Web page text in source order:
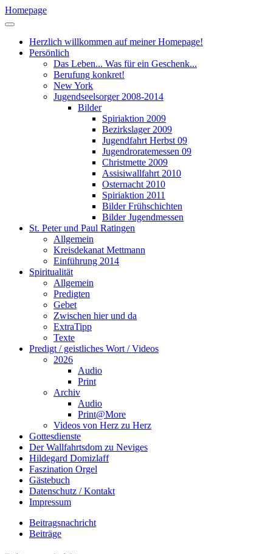
Homepage
Herzlich willkommen auf meiner Homepage!
Persönlich
Das Leben... Was für ein Geschenk...
Berufung konkret!
New York
Jugendseelsorger 2008-2014
Bilder
Spiriaktion 2009
Bezirkslager 2009
Jugendfahrt Herbst 09
Jugendroratemessen 09
Christmette 2009
Assisiwallfahrt 2010
Osternacht 2010
Spiriaktion 2011
Bilder Frühschichten
Bilder Jugendmessen
St. Peter und Paul Ratingen
Allgemein
Kreisdekanat Mettmann
Einführung 2014
Spiritualität
Allgemein
Predigten
Gebet
Zwischen hier und da
ExtraTipp
Texte
Predigt / geistliches Wort / Videos
2026
Audio
Print
Archiv
Audio
Print@More
Videos von Herz zu Herz
Gottesdienste
Der Wallfahrtsdom zu Neviges
Hildegard Domizlaff
Faszination Orgel
Gästebuch
Datenschutz / Kontakt
Impressum
Beitragsnachricht
Beiträge